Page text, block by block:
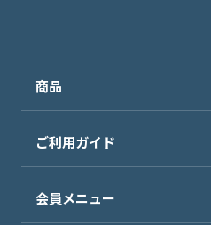
商品
ご利用ガイド
会員メニュー